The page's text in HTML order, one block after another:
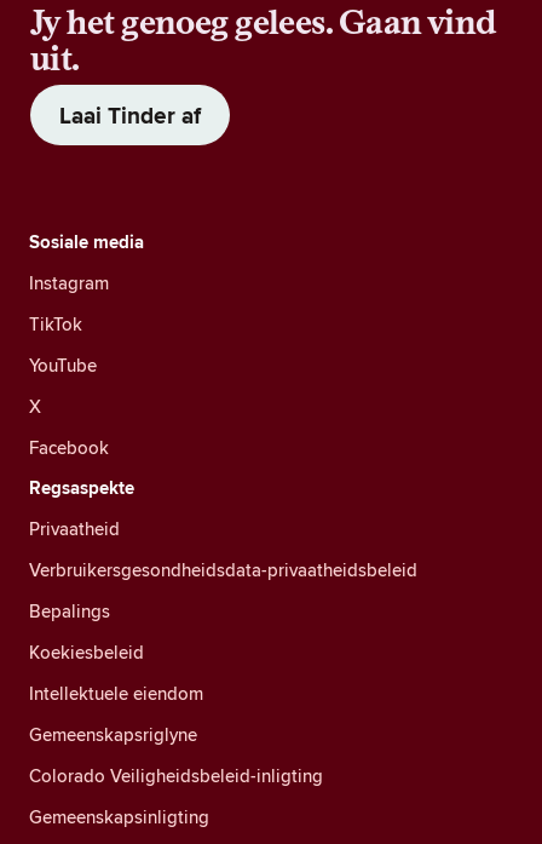
Jy het genoeg gelees. Gaan vind
uit.
Laai Tinder af
Sosiale media
Instagram
TikTok
YouTube
X
Facebook
Regsaspekte
Privaatheid
Verbruikersgesondheidsdata-privaatheidsbeleid
Bepalings
Koekiesbeleid
Intellektuele eiendom
Gemeenskapsriglyne
Colorado Veiligheidsbeleid-inligting
Gemeenskapsinligting